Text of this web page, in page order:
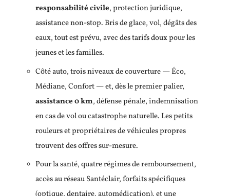
responsabilité civile, protection juridique,
assistance non-stop. Bris de glace, vol, dégâts des
eaux, tout est prévu, avec des tarifs doux pour les
jeunes et les familles.
Côté auto, trois niveaux de couverture — Éco,
Médiane, Confort — et, dès le premier palier,
assistance 0 km, défense pénale, indemnisation
en cas de vol ou catastrophe naturelle. Les petits
rouleurs et propriétaires de véhicules propres
trouvent des offres sur-mesure.
Pour la santé, quatre régimes de remboursement,
accès au réseau Santéclair, forfaits spécifiques